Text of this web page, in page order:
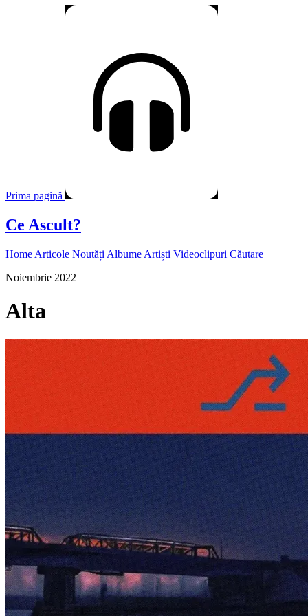
Prima pagină
Ce Ascult?
Home Articole Noutăți Albume Artiști Videoclipuri Căutare
Noiembrie 2022
Alta
Pagina externă
Pagina externă
Pagina externă
Pagina externă
Pagina externă
BCBăieți Cuminți
Videoclipuri